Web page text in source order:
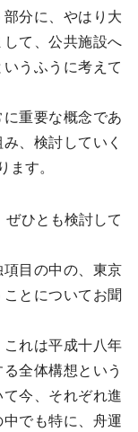
分に、やはり大
て、公共施設へ
うふうに考えて
重要な概念であ
、検討していく
ます。
ひとも検討して
目の中の、東京
とについてお聞
れは平成十八年
全体構想という
今、それぞれ進
でも特に、舟運